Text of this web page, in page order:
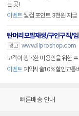
는 곳!
이벤트웰컴 포인트 3천원 지급
탄머리모발재생/구인구직/임
광고 www.illproshop.com
고객이 행복한 미용인을 위한
이벤트예약시술10%할인교통
빠른배송 안내